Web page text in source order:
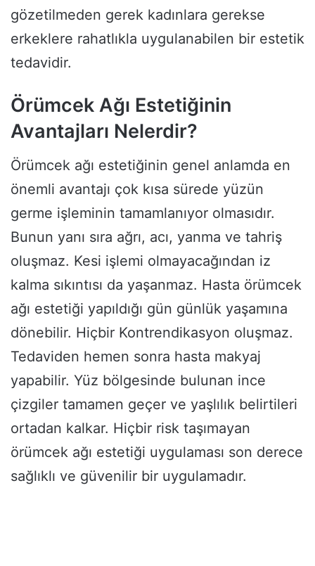
gözetilmeden gerek kadınlara gerekse
erkeklere rahatlıkla uygulanabilen bir estetik
tedavidir.
Örümcek Ağı Estetiğinin
Avantajları Nelerdir?
Örümcek ağı estetiğinin genel anlamda en
önemli avantajı çok kısa sürede yüzün
germe işleminin tamamlanıyor olmasıdır.
Bunun yanı sıra ağrı, acı, yanma ve tahriş
oluşmaz. Kesi işlemi olmayacağından iz
kalma sıkıntısı da yaşanmaz. Hasta örümcek
ağı estetiği yapıldığı gün günlük yaşamına
dönebilir. Hiçbir Kontrendikasyon oluşmaz.
Tedaviden hemen sonra hasta makyaj
yapabilir. Yüz bölgesinde bulunan ince
çizgiler tamamen geçer ve yaşlılık belirtileri
ortadan kalkar. Hiçbir risk taşımayan
örümcek ağı estetiği uygulaması son derece
sağlıklı ve güvenilir bir uygulamadır.